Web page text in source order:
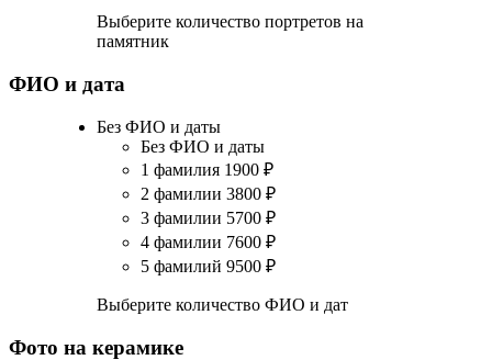
Выберите количество портретов на
памятник
ФИО и дата
Без ФИО и даты
Без ФИО и даты
1 фамилия 1900 ₽
2 фамилии 3800 ₽
3 фамилии 5700 ₽
4 фамилии 7600 ₽
5 фамилий 9500 ₽
Выберите количество ФИО и дат
Фото на керамике